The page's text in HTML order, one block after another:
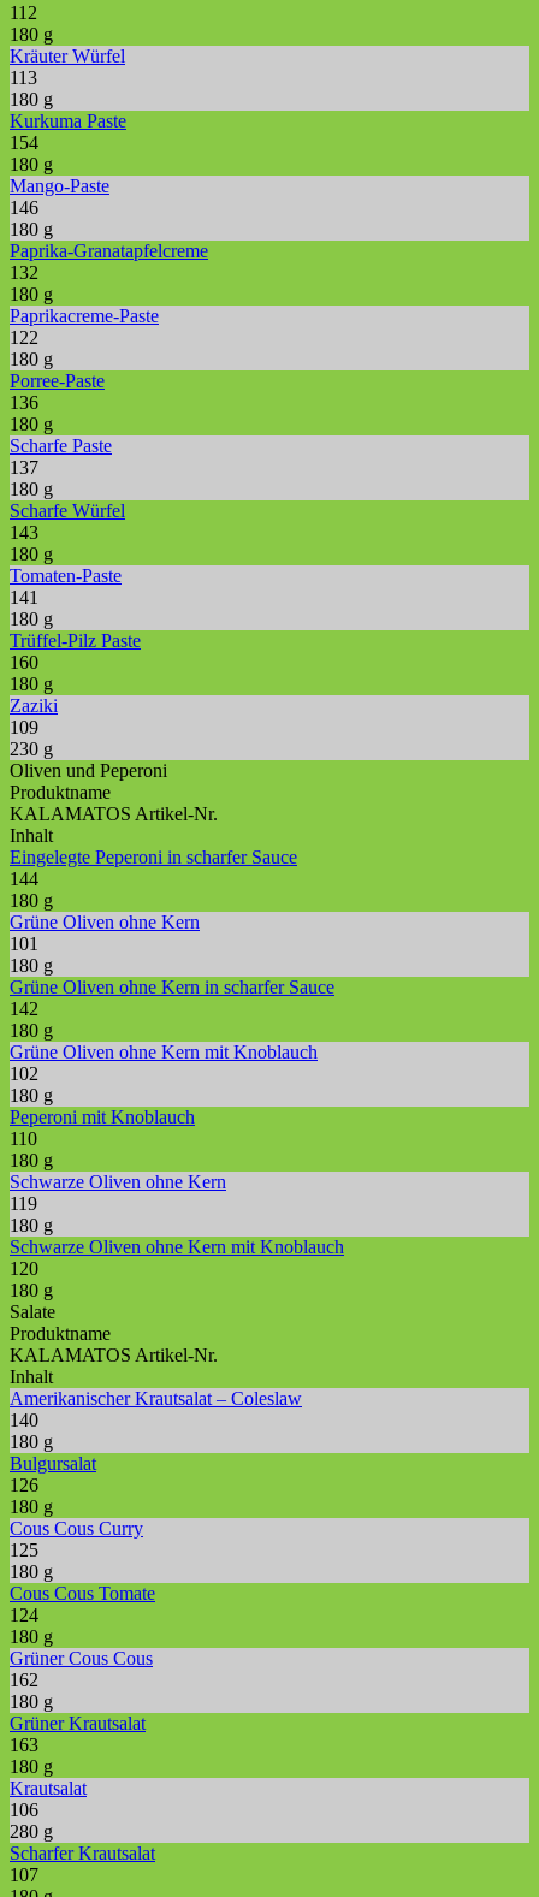
112
180 g
Kräuter Würfel
113
180 g
Kurkuma Paste
154
180 g
Mango-Paste
146
180 g
Paprika-Granatapfelcreme
132
180 g
Paprikacreme-Paste
122
180 g
Porree-Paste
136
180 g
Scharfe Paste
137
180 g
Scharfe Würfel
143
180 g
Tomaten-Paste
141
180 g
Trüffel-Pilz Paste
160
180 g
Zaziki
109
230 g
Oliven und Peperoni
Produktname
KALAMATOS Artikel-Nr.
Inhalt
Eingelegte Peperoni in scharfer Sauce
144
180 g
Grüne Oliven ohne Kern
101
180 g
Grüne Oliven ohne Kern in scharfer Sauce
142
180 g
Grüne Oliven ohne Kern mit Knoblauch
102
180 g
Peperoni mit Knoblauch
110
180 g
Schwarze Oliven ohne Kern
119
180 g
Schwarze Oliven ohne Kern mit Knoblauch
120
180 g
Salate
Produktname
KALAMATOS Artikel-Nr.
Inhalt
Amerikanischer Krautsalat – Coleslaw
140
180 g
Bulgursalat
126
180 g
Cous Cous Curry
125
180 g
Cous Cous Tomate
124
180 g
Grüner Cous Cous
162
180 g
Grüner Krautsalat
163
180 g
Krautsalat
106
280 g
Scharfer Krautsalat
107